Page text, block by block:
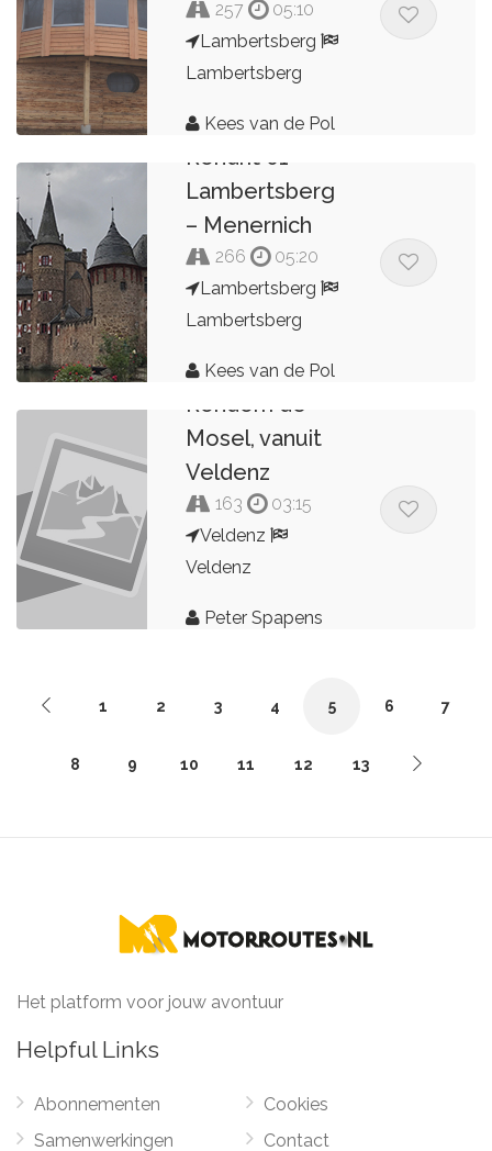
257
05:10
Lambertsberg
Lambertsberg
Kees van de Pol
Rondrit 01
Lambertsberg
– Menernich
266
05:20
Lambertsberg
Lambertsberg
Kees van de Pol
Rondom de
Mosel, vanuit
Veldenz
163
03:15
Veldenz
Veldenz
Peter Spapens
1 2 3 4 5 6 7
8 9 10 11 12 13
Het platform voor jouw avontuur
Helpful Links
Abonnementen
Samenwerkingen
Cookies
Contact